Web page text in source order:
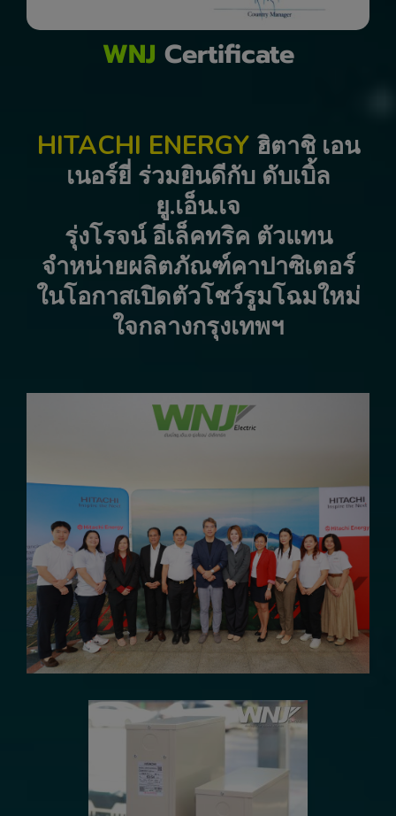
WNJ Certificate
HITACHI ENERGY ฮิตาชิ เอน
เนอร์ยี่ ร่วมยินดีกับ ดับเบิ้ล
ยู.เอ็น.เจ
รุ่งโรจน์ อีเล็คทริค ตัวแทน
จำหน่ายผลิตภัณฑ์คาปาซิเตอร์
ในโอกาสเปิดตัวโชว์รูมโฉมใหม่
ใจกลางกรุงเทพฯ